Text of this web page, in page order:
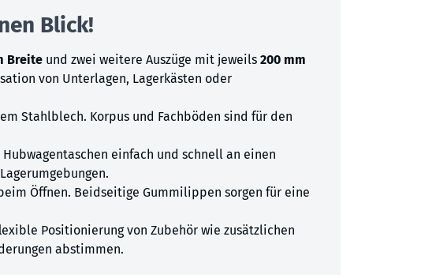
Blick!
Breite und zwei weitere Auszüge mit jeweils 200 mm
von Unterlagen, Lagerkästen oder
Stahlblech. Korpus und Fachböden sind für den
einfach und schnell an einen
Öffnen. Beidseitige Gummilippen sorgen für eine
Positionierung von Zubehör wie zusätzlichen
abstimmen.